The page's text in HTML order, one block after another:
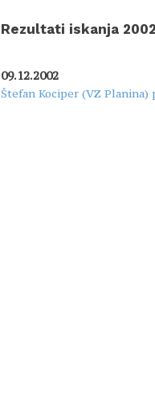
Rezultati iskanja 2002
09.12.2002
Štefan Kociper (VZ Planina)